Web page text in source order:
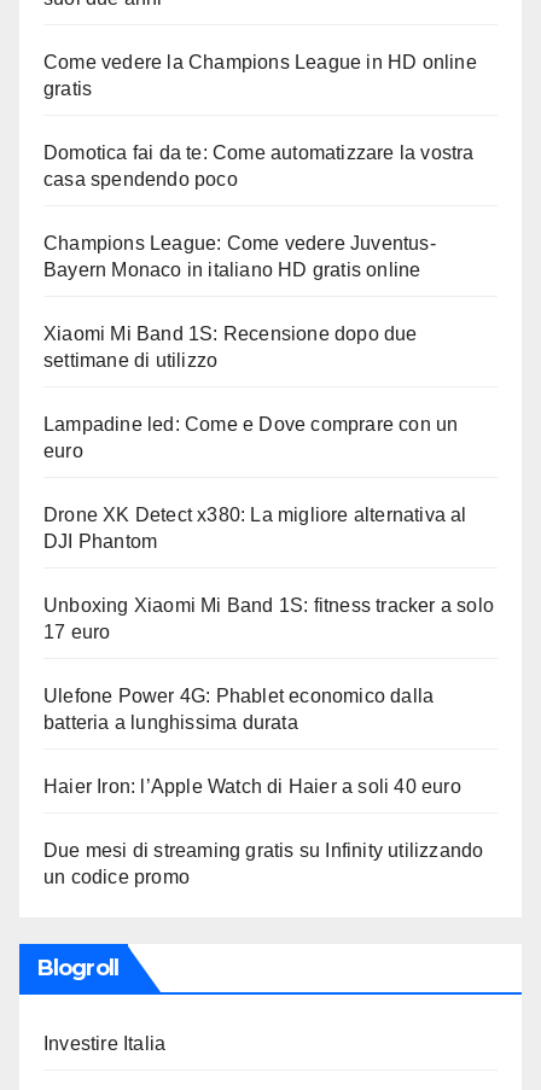
Come vedere la Champions League in HD online
gratis
Domotica fai da te: Come automatizzare la vostra
casa spendendo poco
Champions League: Come vedere Juventus-
Bayern Monaco in italiano HD gratis online
Xiaomi Mi Band 1S: Recensione dopo due
settimane di utilizzo
Lampadine led: Come e Dove comprare con un
euro
Drone XK Detect x380: La migliore alternativa al
DJI Phantom
Unboxing Xiaomi Mi Band 1S: fitness tracker a solo
17 euro
Ulefone Power 4G: Phablet economico dalla
batteria a lunghissima durata
Haier Iron: l’Apple Watch di Haier a soli 40 euro
Due mesi di streaming gratis su Infinity utilizzando
un codice promo
Blogroll
Investire Italia